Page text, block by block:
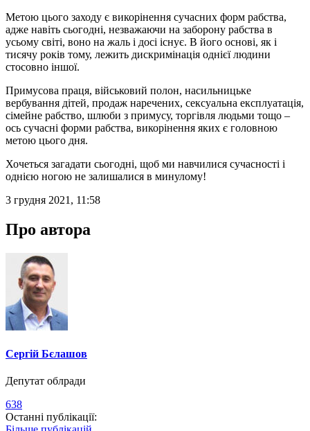
Метою цього заходу є викорінення сучасних форм рабства,
адже навіть сьогодні, незважаючи на заборону рабства в
усьому світі, воно на жаль і досі існує. В його основі, як і
тисячу років тому, лежить дискримінація однієї людини
стосовно іншої.
Примусова праця, військовий полон, насильницьке
вербування дітей, продаж наречених, сексуальна експлуатація,
сімейне рабство, шлюби з примусу, торгівля людьми тощо –
ось сучасні форми рабства, викорінення яких є головною
метою цього дня.
Хочеться загадати сьогодні, щоб ми навчилися сучасності і
однією ногою не залишалися в минулому!
3 грудня 2021, 11:58
Про автора
Сергій Бєлашов
Депутат облради
638
Останні публікації: